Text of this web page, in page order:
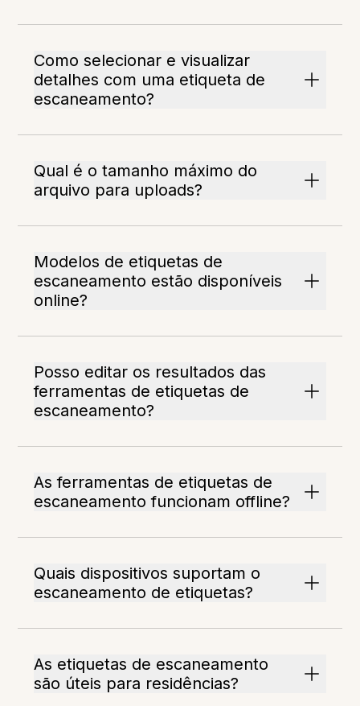
Como selecionar e visualizar
detalhes com uma etiqueta de
escaneamento?
Qual é o tamanho máximo do
arquivo para uploads?
Modelos de etiquetas de
escaneamento estão disponíveis
online?
Posso editar os resultados das
ferramentas de etiquetas de
escaneamento?
As ferramentas de etiquetas de
escaneamento funcionam offline?
Quais dispositivos suportam o
escaneamento de etiquetas?
As etiquetas de escaneamento
são úteis para residências?